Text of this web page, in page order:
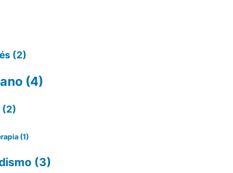
(2)
(4)
(2)
(1)
(3)